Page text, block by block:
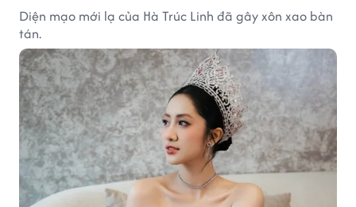
Diện mạo mới lạ của Hà Trúc Linh đã gây xôn xao bàn
tán.